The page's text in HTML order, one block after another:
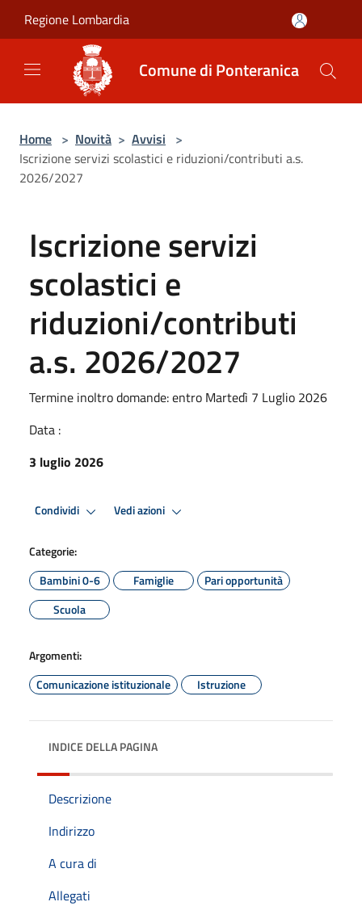
Regione Lombardia
Comune di Ponteranica
Home > Novità > Avvisi >
Iscrizione servizi scolastici e riduzioni/contributi a.s.
2026/2027
Iscrizione servizi
scolastici e
riduzioni/contributi
a.s. 2026/2027
Termine inoltro domande: entro Martedì 7 Luglio 2026
Data :
3 luglio 2026
Condividi Vedi azioni
Categorie:
Bambini 0-6
Famiglie
Pari opportunità
Scuola
Argomenti:
Comunicazione istituzionale
Istruzione
INDICE DELLA PAGINA
Descrizione
Indirizzo
A cura di
Allegati